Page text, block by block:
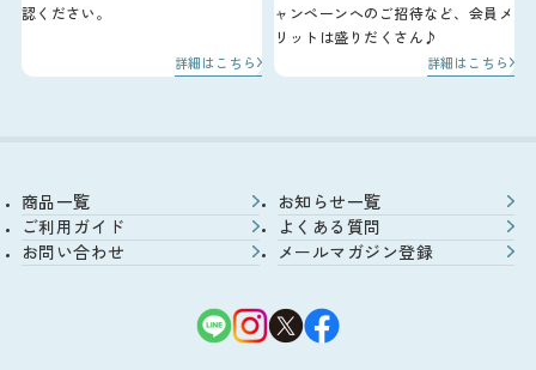
認ください。
詳細はこちら
ャンペーンへのご招待など、会員メ
リットは盛りだくさん♪
詳細はこちら
商品一覧
お知らせ一覧
ご利用ガイド
よくある質問
お問い合わせ
メールマガジン登録